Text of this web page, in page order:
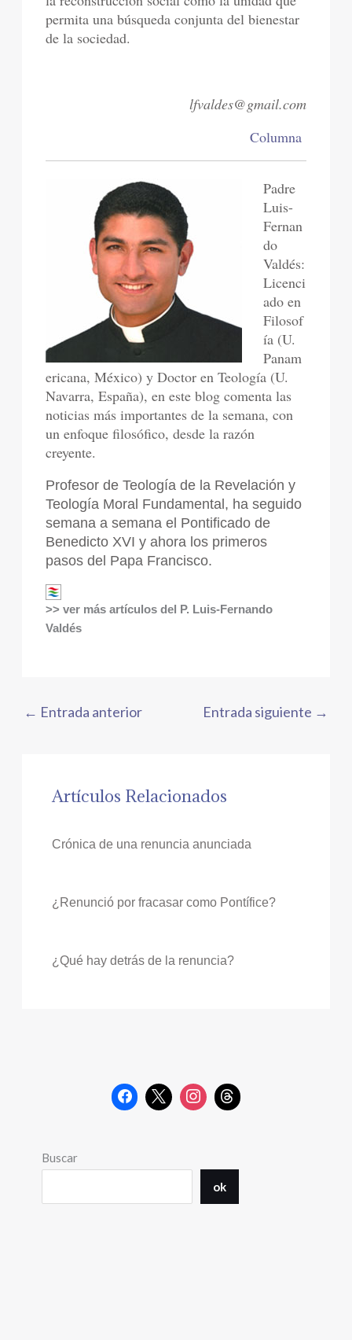
permita una búsqueda conjunta del bienestar
de la sociedad.
lfvaldes@gmail.com
Columna
Padre
Luis-
Fernan
do
Valdés:
Licenci
ado en
Filosof
ía (U.
Panam
ericana, México) y Doctor en Teología (U.
Navarra, España), en este blog comenta las
noticias más importantes de la semana, con
un enfoque filosófico, desde la razón
creyente.
Profesor de Teología de la Revelación y
Teología Moral Fundamental, ha seguido
semana a semana el Pontificado de
Benedicto XVI y ahora los primeros
pasos del Papa Francisco.
>> ver más artículos del P. Luis-Fernando
Valdés
← Entrada anterior Entrada siguiente →
Artículos Relacionados
Crónica de una renuncia anunciada
¿Renunció por fracasar como Pontífice?
¿Qué hay detrás de la renuncia?
Buscar
ok